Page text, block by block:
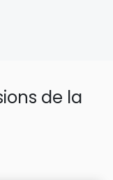
de la